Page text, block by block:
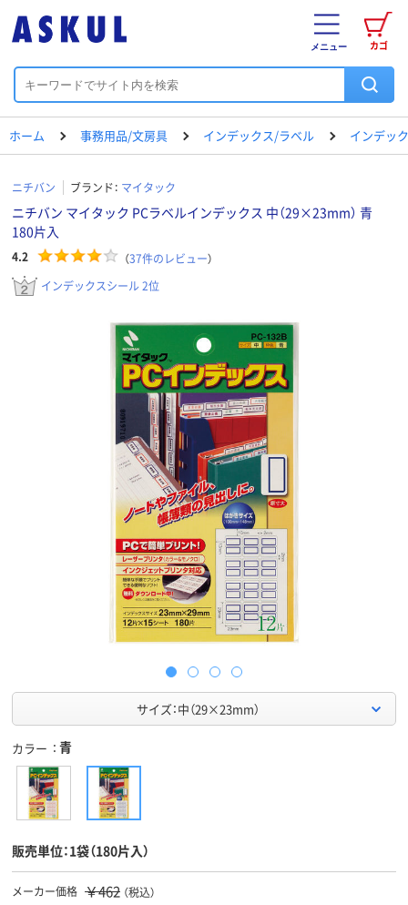
カゴ
メニュー
ホーム 事務用品/文房具 インデックス/ラベル インデッ
ニチバン ブランド： マイタック
ニチバン マイタック PCラベルインデックス 中（29×23mm） 青
180片入
4.2 （37件のレビュー）
インデックスシール 2位
サイズ：中（29×23mm）
カラー 青
販売単位：1袋（180片入）
メーカー価格 ￥462 （税込）